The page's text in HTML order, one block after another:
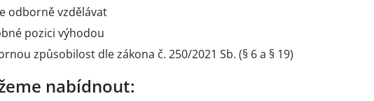
odborně vzdělávat
pozici výhodou
způsobilost dle zákona č. 250/2021 Sb. (§ 6 a § 19)
nabídnout: